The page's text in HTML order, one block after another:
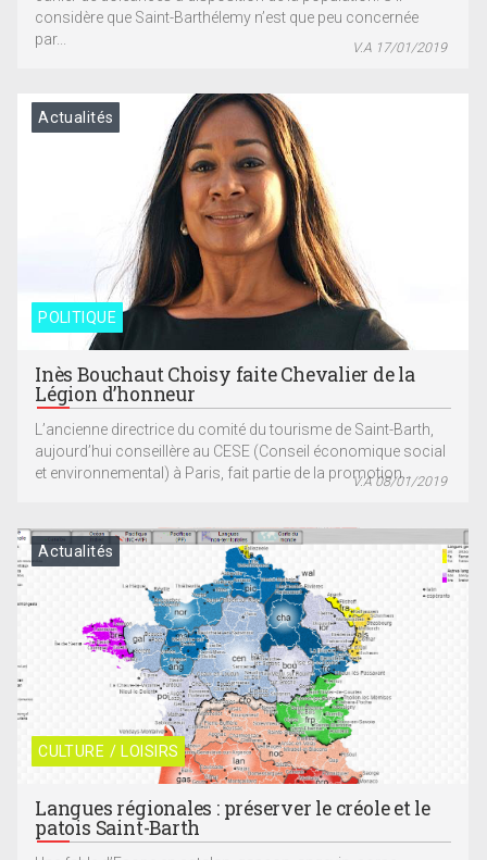
considère que Saint-Barthélemy n’est que peu concernée
par...
V.A 17/01/2019
POLITIQUE
Actualités
Inès Bouchaut Choisy faite Chevalier de la
Légion d’honneur
L’ancienne directrice du comité du tourisme de Saint-Barth,
aujourd’hui conseillère au CESE (Conseil économique social
et environnemental) à Paris, fait partie de la promotion...
V.A 08/01/2019
CULTURE / LOISIRS
Actualités
Langues régionales : préserver le créole et le
patois Saint-Barth